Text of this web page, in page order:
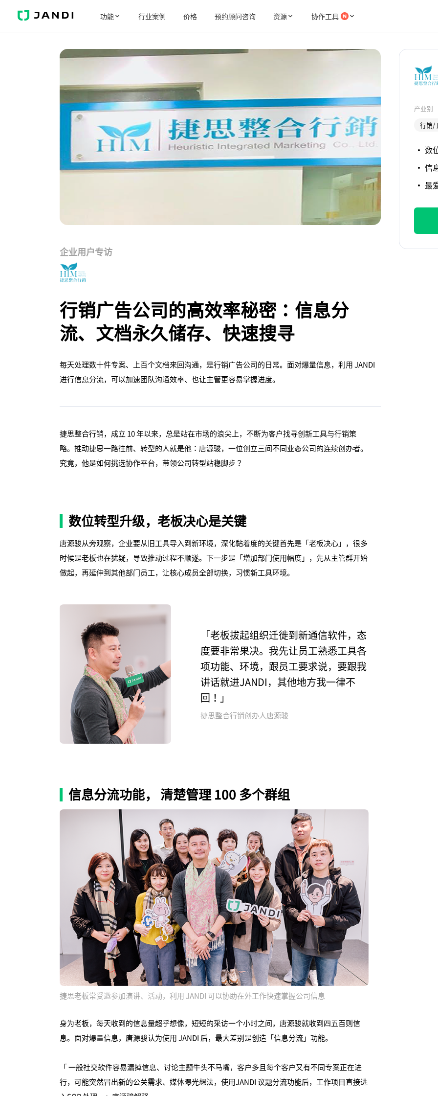
J
N
功能 行业案例 价格 预约顾问咨询 资源 协作工具
企业用户专访
行销广告公司的高效率秘密：信息分
流、文档永久储存、快速搜寻
每天处理数十件专案、上百个文档来回沟通，是行销广告公司的日常。面对爆量信息，利用 JANDI
进行信息分流，可以加速团队沟通效率、也让主管更容易掌握进度。
产业别
行销/
数
信
最
捷思整合行销，成立 10 年以来，总是站在市场的浪尖上，不断为客户找寻创新工具与行销策
略。推动捷思一路往前、转型的人就是他：唐源骏，一位创立三间不同业态公司的连续创办者。
究竟，他是如何挑选协作平台，带领公司转型站稳脚步？
数位转型升级，老板决心是关键
唐源骏从旁观察，企业要从旧工具导入到新环境，深化黏着度的关键首先是「老板决心」，很多
时候是老板也在犹疑，导致推动过程不顺遂。下一步是「增加部门使用幅度」，先从主管群开始
做起，再延伸到其他部门员工，让核心成员全部切换，习惯新工具环境。
「老板拔起组织迁徙到新通信软件，态
度要非常果决。我先让员工熟悉工具各
项功能、环境，跟员工要求说，要跟我
讲话就进JANDI，其他地方我一律不
回！」
捷思整合行销创办人唐源骏
信息分流功能， 清楚管理 100 多个群组
捷思老板常受邀参加演讲、活动，利用 JANDI 可以协助在外工作快速掌握公司信息
身为老板，每天收到的信息量超乎想像，短短的采访一个小时之间，唐源骏就收到四五百则信
息。面对爆量信息，唐源骏认为使用 JANDI 后，最大差别是创造「信息分流」功能。
「 一般社交软件容易漏掉信息、讨论主题牛头不马嘴，客户多且每个客户又有不同专案正在进
行，可能突然冒出新的公关需求、媒体曝光想法，使用JANDI 议题分流功能后，工作项目直接进